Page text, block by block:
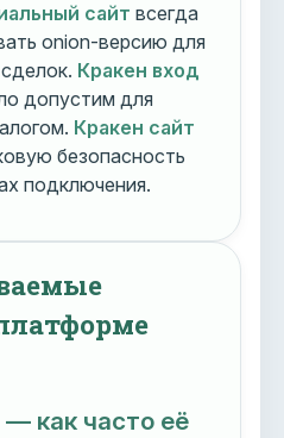
сайт всегда
onion-версию для
Кракен вход
допустим для
Кракен сайт
безопасность
подключения.
как часто её